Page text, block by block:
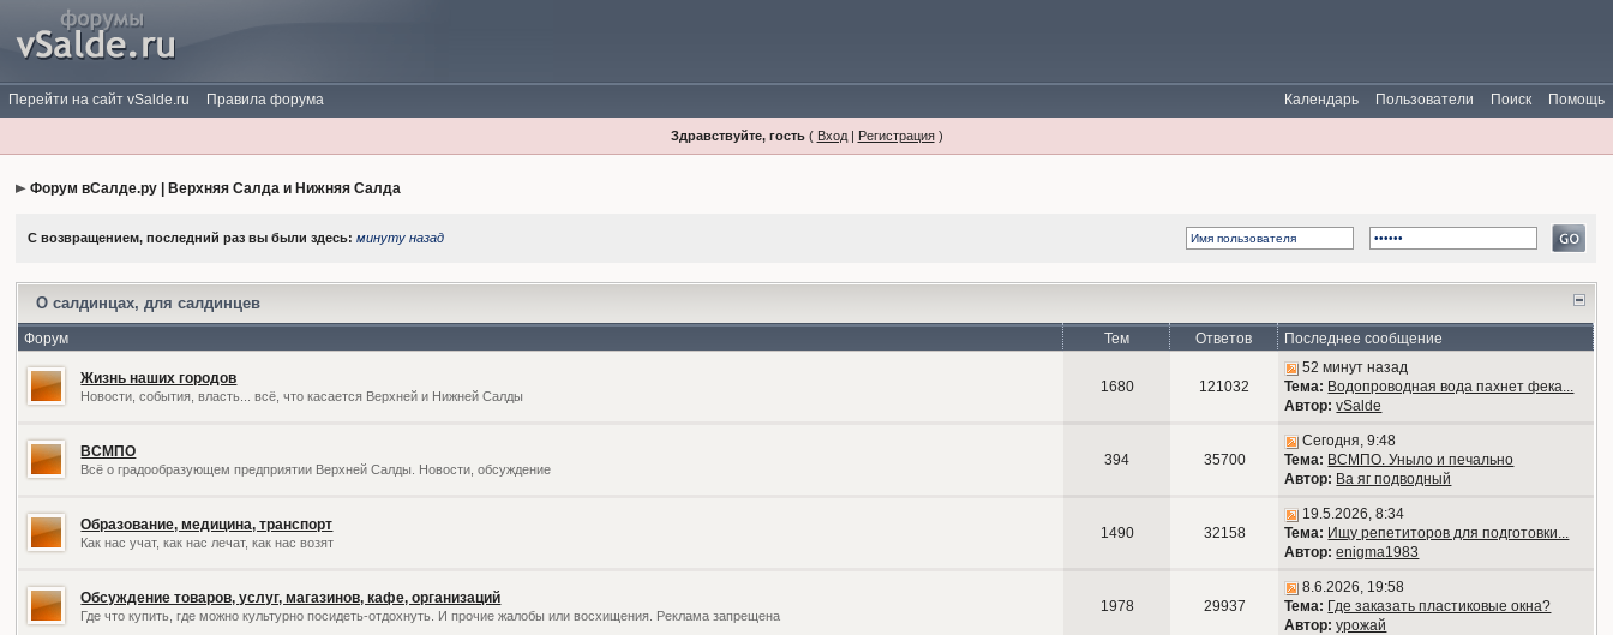
Перейти на сайт vSalde.ru Правила форума Помощь
Поиск
Пользователи
Календарь
Здравствуйте, гость( Вход| Регистрация)
Форум вСалде.ру | Верхняя Салда и Нижняя Салда
С возвращением, последний раз вы были здесь:минуту назад
О салдинцах, для салдинцев
Форум Тем Ответов Последнее сообщение
Жизнь наших городов
Новости, события, власть... всё, что касается Верхней и Нижней Салды
1680 121032
52 минут назад
Тема: Водопроводная вода пахнет фека...
Автор: vSalde
ВСМПО
Всё о градообразующем предприятии Верхней Салды. Новости, обсуждение
394 35700
Сегодня, 9:48
Тема: ВСМПО. Уныло и печально
Автор: Ва яг подводный
Образование, медицина, транспорт
Как нас учат, как нас лечат, как нас возят
1490 32158
19.5.2026, 8:34
Тема: Ищу репетиторов для подготовки...
Автор: enigma1983
Обсуждение товаров, услуг, магазинов, кафе, организаций
Где что купить, где можно культурно посидеть-отдохнуть. И прочие жалобы или восхищения. Реклама запрещена
1978 29937
8.6.2026, 19:58
Тема: Где заказать пластиковые окна?
Автор: урожай